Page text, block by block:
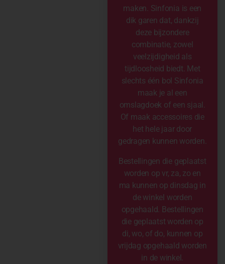
maken. Sinfonia is een
dik garen dat, dankzij
deze bijzondere
combinatie, zowel
veelzijdigheid als
tijdloosheid biedt. Met
slechts één bol Sinfonia
maak je al een
omslagdoek of een sjaal.
Of maak accessoires die
het hele jaar door
gedragen kunnen worden.
Bestellingen die geplaatst
worden op vr, za, zo en
ma kunnen op dinsdag in
de winkel worden
opgehaald. Bestellingen
die geplaatst worden op
di, wo, of do, kunnen op
vrijdag opgehaald worden
in de winkel.